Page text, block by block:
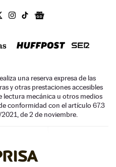
una reserva expresa de las
y otras prestaciones accesibles
lectura mecánica u otros medios
conformidad con el artículo 67.3
de 2 de noviembre.